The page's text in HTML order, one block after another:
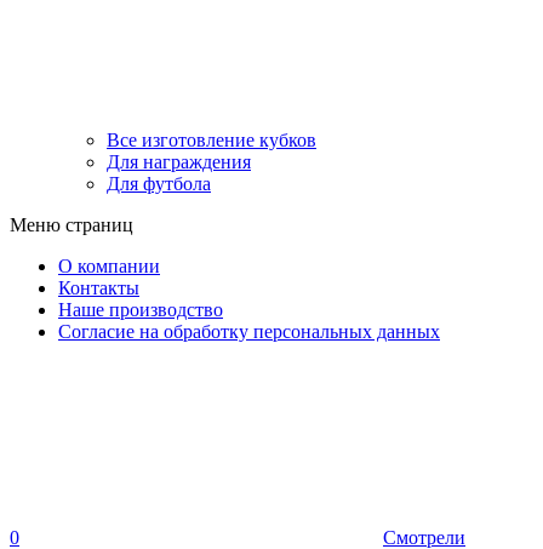
Все изготовление кубков
Для награждения
Для футбола
Меню страниц
О компании
Контакты
Наше производство
Согласие на обработку персональных данных
0 Смотрели